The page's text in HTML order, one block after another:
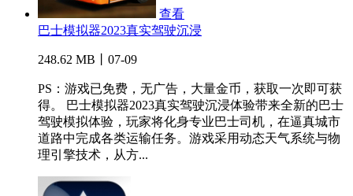
查看
巴士模拟器2023真实驾驶沉浸
248.62 MB丨07-09
PS：游戏已免费，无广告，大量金币，获取一次即可获
得。 巴士模拟器2023真实驾驶沉浸体验带来全新的巴士
驾驶模拟体验，玩家将化身专业巴士司机，在逼真城市
道路中完成各类运输任务。游戏采用动态天气系统与物
理引擎技术，从方...